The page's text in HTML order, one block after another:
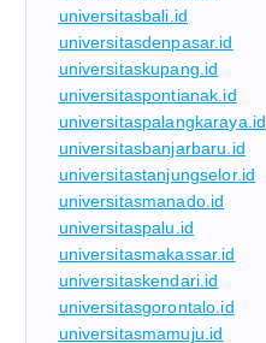
universitasbali.id
universitasdenpasar.id
universitaskupang.id
universitaspontianak.id
universitaspalangkaraya.id
universitasbanjarbaru.id
universitastanjungselor.id
universitasmanado.id
universitaspalu.id
universitasmakassar.id
universitaskendari.id
universitasgorontalo.id
universitasmamuju.id